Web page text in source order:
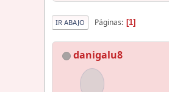
IR ABAJO Páginas 1
danigalu8